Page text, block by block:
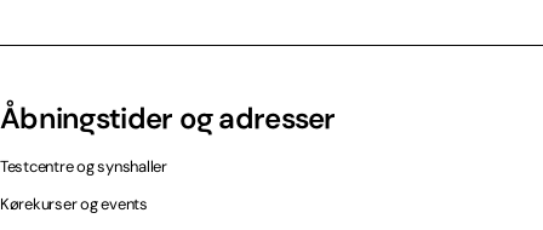
Åbningstider og adresser
Testcentre og synshaller
Kørekurser og events